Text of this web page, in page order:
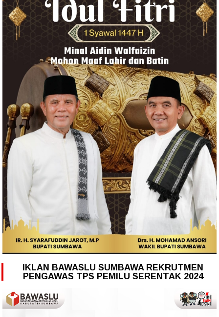
IKLAN BAWASLU SUMBAWA REKRUTMEN
PENGAWAS TPS PEMILU SERENTAK 2024